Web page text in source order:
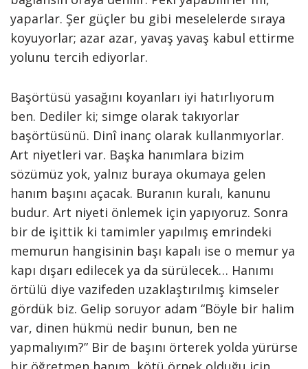
yaparlar. Şer güçler bu gibi meselelerde sıraya
koyuyorlar; azar azar, yavaş yavaş kabul ettirme
yolunu tercih ediyorlar.
Başörtüsü yasağını koyanları iyi hatırlıyorum
ben. Dediler ki; simge olarak takıyorlar
başörtüsünü. Dinî inanç olarak kullanmıyorlar.
Art niyetleri var. Başka hanımlara bizim
sözümüz yok, yalnız buraya okumaya gelen
hanım başını açacak. Buranın kuralı, kanunu
budur. Art niyeti önlemek için yapıyoruz. Sonra
bir de işittik ki tamimler yapılmış emrindeki
memurun hangisinin başı kapalı ise o memur ya
kapı dışarı edilecek ya da sürülecek… Hanımı
örtülü diye vazifeden uzaklaştırılmış kimseler
gördük biz. Gelip soruyor adam “Böyle bir halim
var, dinen hükmü nedir bunun, ben ne
yapmalıyım?” Bir de başını örterek yolda yürürse